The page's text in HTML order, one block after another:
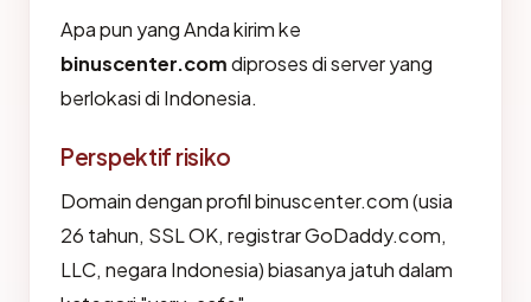
Apa pun yang Anda kirim ke
binuscenter.comdiproses di server yang
berlokasi di Indonesia.
Perspektif risiko
Domain dengan profil binuscenter.com (usia
26 tahun, SSL OK, registrar GoDaddy.com,
LLC, negara Indonesia) biasanya jatuh dalam